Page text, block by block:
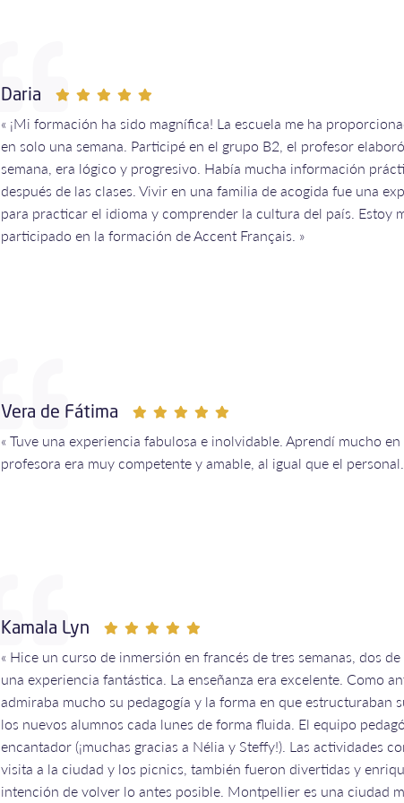
Daria
« ¡Mi formación ha sido magnífica! La escuela me ha
en solo una semana. Participé en el grupo B2, el profesor
semana, era lógico y progresivo. Había mucha información
después de las clases. Vivir en una familia de acogida fue una
para practicar el idioma y comprender la cultura del país. Estoy
participado en la formación de Accent Français. »
Vera de Fátima
« Tuve una experiencia fabulosa e inolvidable. Aprendí mucho en
profesora era muy competente y amable, al igual que el
Kamala Lyn
« Hice un curso de inmersión en francés de tres semanas, dos
una experiencia fantástica. La enseñanza era excelente. Como
admiraba mucho su pedagogía y la forma en que estructuraban
los nuevos alumnos cada lunes de forma fluida. El equipo
encantador (¡muchas gracias a Nélia y Steffy!). Las actividades
visita a la ciudad y los picnics, también fueron divertidas y
intención de volver lo antes posible. Montpellier es una ciudad